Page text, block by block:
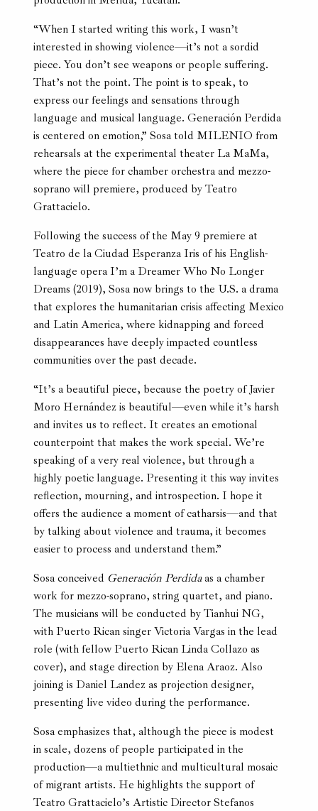
“When I started writing this work, I wasn’t
interested in showing violence—it’s not a sordid
piece. You don’t see weapons or people suffering.
That’s not the point. The point is to speak, to
express our feelings and sensations through
language and musical language. Generación Perdida
is centered on emotion,” Sosa told MILENIO from
rehearsals at the experimental theater La MaMa,
where the piece for chamber orchestra and mezzo-
soprano will premiere, produced by Teatro
Grattacielo.
Following the success of the May 9 premiere at
Teatro de la Ciudad Esperanza Iris of his English-
language opera I’m a Dreamer Who No Longer
Dreams (2019), Sosa now brings to the U.S. a drama
that explores the humanitarian crisis affecting Mexico
and Latin America, where kidnapping and forced
disappearances have deeply impacted countless
communities over the past decade.
“It’s a beautiful piece, because the poetry of Javier
Moro Hernández is beautiful—even while it’s harsh
and invites us to reflect. It creates an emotional
counterpoint that makes the work special. We’re
speaking of a very real violence, but through a
highly poetic language. Presenting it this way invites
reflection, mourning, and introspection. I hope it
offers the audience a moment of catharsis—and that
by talking about violence and trauma, it becomes
easier to process and understand them.”
Sosa conceived Generación Perdidaas a chamber
work for mezzo-soprano, string quartet, and piano.
The musicians will be conducted by Tianhui NG,
with Puerto Rican singer Victoria Vargas in the lead
role (with fellow Puerto Rican Linda Collazo as
cover), and stage direction by Elena Araoz. Also
joining is Daniel Landez as projection designer,
presenting live video during the performance.
Sosa emphasizes that, although the piece is modest
in scale, dozens of people participated in the
production—a multiethnic and multicultural mosaic
of migrant artists. He highlights the support of
Teatro Grattacielo’s Artistic Director Stefanos